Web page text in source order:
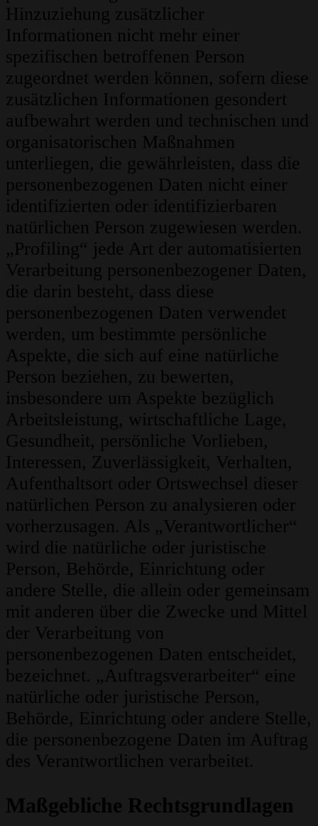
Hinzuziehung zusätzlicher
Informationen nicht mehr einer
spezifischen betroffenen Person
zugeordnet werden können, sofern diese
zusätzlichen Informationen gesondert
aufbewahrt werden und technischen und
organisatorischen Maßnahmen
unterliegen, die gewährleisten, dass die
personenbezogenen Daten nicht einer
identifizierten oder identifizierbaren
natürlichen Person zugewiesen werden.
„Profiling“ jede Art der automatisierten
Verarbeitung personenbezogener Daten,
die darin besteht, dass diese
personenbezogenen Daten verwendet
werden, um bestimmte persönliche
Aspekte, die sich auf eine natürliche
Person beziehen, zu bewerten,
insbesondere um Aspekte bezüglich
Arbeitsleistung, wirtschaftliche Lage,
Gesundheit, persönliche Vorlieben,
Interessen, Zuverlässigkeit, Verhalten,
Aufenthaltsort oder Ortswechsel dieser
natürlichen Person zu analysieren oder
vorherzusagen. Als „Verantwortlicher“
wird die natürliche oder juristische
Person, Behörde, Einrichtung oder
andere Stelle, die allein oder gemeinsam
mit anderen über die Zwecke und Mittel
der Verarbeitung von
personenbezogenen Daten entscheidet,
bezeichnet. „Auftragsverarbeiter“ eine
natürliche oder juristische Person,
Behörde, Einrichtung oder andere Stelle,
die personenbezogene Daten im Auftrag
des Verantwortlichen verarbeitet.
Maßgebliche Rechtsgrundlagen